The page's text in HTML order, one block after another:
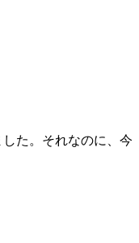
た。それなのに、今